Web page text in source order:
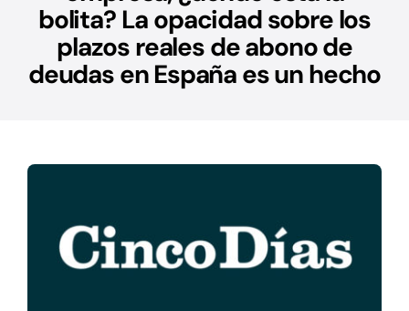
Servicios
Agenda
bolita? La opacidad sobre los
plazos reales de abono de
deudas en España es un hecho